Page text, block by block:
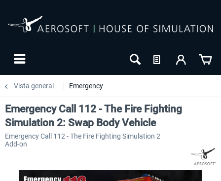
Vista general Emergency
Emergency Call 112 - The Fire Fighting
Simulation 2: Swap Body Vehicle
Emergency Call 112 - The Fire Fighting Simulation 2
Add-on